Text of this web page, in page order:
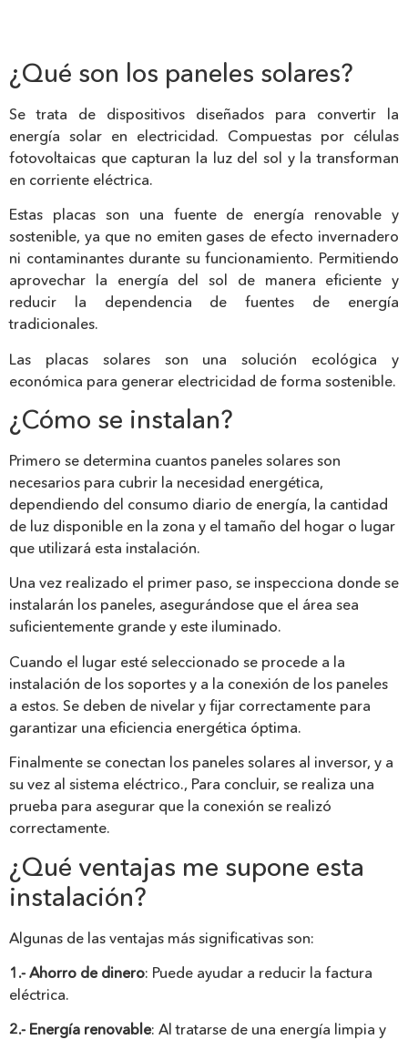
¿Qué son los paneles solares?
Se trata de dispositivos diseñados para convertir la
energía solar en electricidad. Compuestas por células
fotovoltaicas que capturan la luz del sol y la transforman
en corriente eléctrica.
Estas placas son una fuente de energía renovable y
sostenible, ya que no emiten gases de efecto invernadero
ni contaminantes durante su funcionamiento. Permitiendo
aprovechar la energía del sol de manera eficiente y
reducir la dependencia de fuentes de energía
tradicionales.
Las placas solares son una solución ecológica y
económica para generar electricidad de forma sostenible.
¿Cómo se instalan?
Primero se determina cuantos paneles solares son
necesarios para cubrir la necesidad energética,
dependiendo del consumo diario de energía, la cantidad
de luz disponible en la zona y el tamaño del hogar o lugar
que utilizará esta instalación.
Una vez realizado el primer paso, se inspecciona donde se
instalarán los paneles, asegurándose que el área sea
suficientemente grande y este iluminado.
Cuando el lugar esté seleccionado se procede a la
instalación de los soportes y a la conexión de los paneles
a estos. Se deben de nivelar y fijar correctamente para
garantizar una eficiencia energética óptima.
Finalmente se conectan los paneles solares al inversor, y a
su vez al sistema eléctrico., Para concluir, se realiza una
prueba para asegurar que la conexión se realizó
correctamente.
¿Qué ventajas me supone esta
instalación?
Algunas de las ventajas más significativas son:
1.- Ahorro de dinero: Puede ayudar a reducir la factura
eléctrica.
2.- Energía renovable: Al tratarse de una energía limpia y